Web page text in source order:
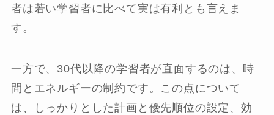
者は若い学習者に比べて実は有利とも言えま
す。
一方で、30代以降の学習者が直面するのは、時
間とエネルギーの制約です。この点について
は、しっかりとした計画と優先順位の設定、効